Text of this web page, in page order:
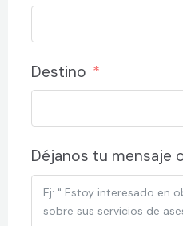
Destino
Déjanos tu mensaje